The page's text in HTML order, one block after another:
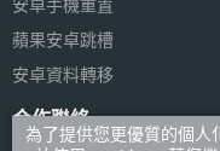
安卓手機重置
蘋果安卓跳槽
安卓資料轉移
合作聯絡
為了提供您更優質的個人